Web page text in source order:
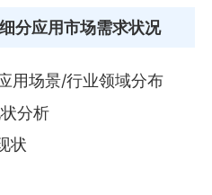
分应用市场需求状况
用场景/行业领域分布
分析
状